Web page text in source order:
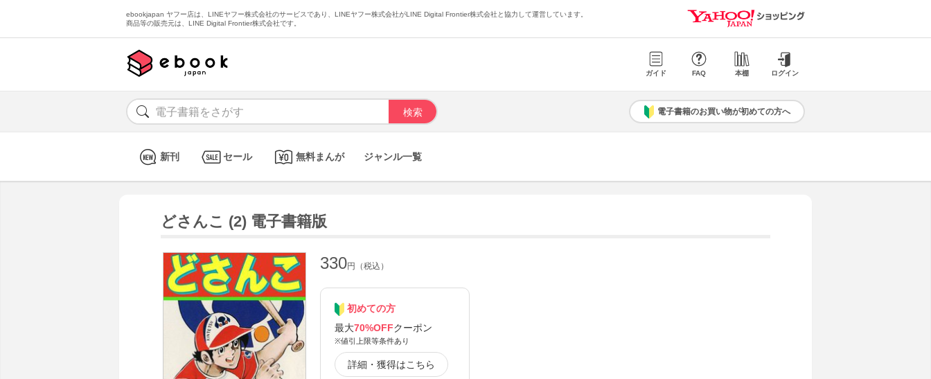
ebookjapan ヤフー店は、LINEヤフー株式会社のサービスであり、LINEヤフー株式会社がLINE Digital Frontier株式会社と協力して運営しています。
商品等の販売元は、LINE Digital Frontier株式会社です。
ガイド FAQ 本棚 ログイン
電子書籍のお買い物が初めての方へ
新刊 セール 無料まんが ジャンル一覧
どさんこ (2) 電子書籍版
330円（税込）
初めての方
最大70%OFFクーポン
※値引上限等条件あり
詳細・獲得はこちら